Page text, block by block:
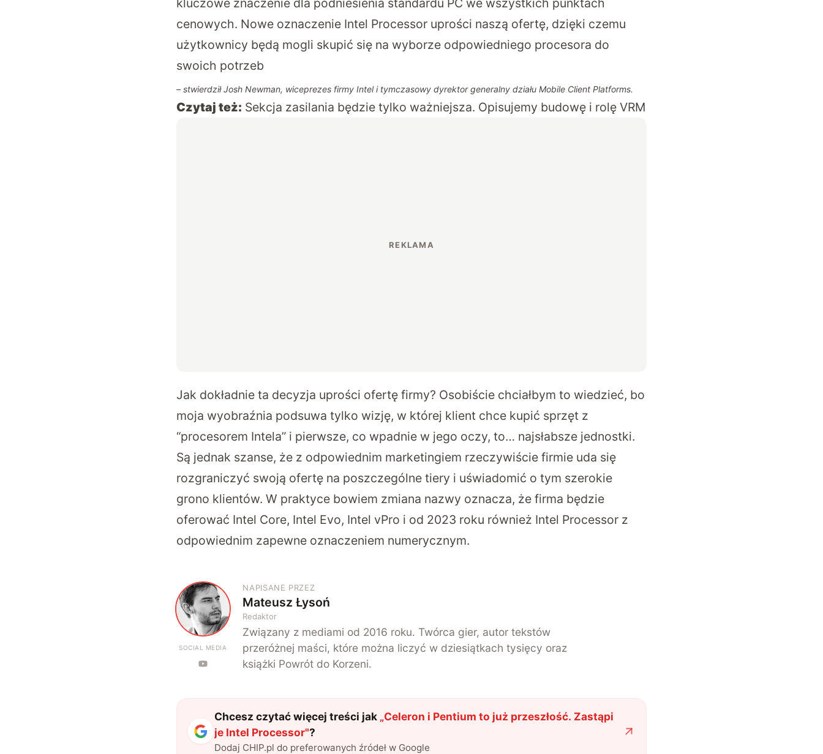
kluczowe znaczenie dla podniesienia standardu PC we wszystkich punktach
cenowych. Nowe oznaczenie Intel Processor uprości naszą ofertę, dzięki czemu
użytkownicy będą mogli skupić się na wyborze odpowiedniego procesora do
swoich potrzeb
– stwierdził Josh Newman, wiceprezes firmy Intel i tymczasowy dyrektor generalny działu Mobile Client Platforms.
Czytaj też: Sekcja zasilania będzie tylko ważniejsza. Opisujemy budowę i rolę VRM
Jak dokładnie ta decyzja uprości ofertę firmy? Osobiście chciałbym to wiedzieć, bo
moja wyobraźnia podsuwa tylko wizję, w której klient chce kupić sprzęt z
“procesorem Intela” i pierwsze, co wpadnie w jego oczy, to… najsłabsze jednostki.
Są jednak szanse, że z odpowiednim marketingiem rzeczywiście firmie uda się
rozgraniczyć swoją ofertę na poszczególne tiery i uświadomić o tym szerokie
grono klientów. W praktyce bowiem zmiana nazwy oznacza, że firma będzie
oferować Intel Core, Intel Evo, Intel vPro i od 2023 roku również Intel Processor z
odpowiednim zapewne oznaczeniem numerycznym.
M
SOCIAL MEDIA
NAPISANE PRZEZ
Mateusz Łysoń
Redaktor
Związany z mediami od 2016 roku. Twórca gier, autor tekstów
przeróżnej maści, które można liczyć w dziesiątkach tysięcy oraz
książki Powrót do Korzeni.
Chcesz czytać więcej treści jak „Celeron i Pentium to już przeszłość. Zastąpi
je Intel Processor"?
Dodaj CHIP.pl do preferowanych źródeł w Google